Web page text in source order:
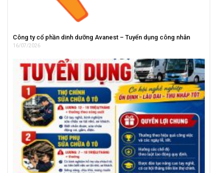
Công ty cổ phần dinh dưỡng Avanest – Tuyển dụng công nhân
16/07/2026